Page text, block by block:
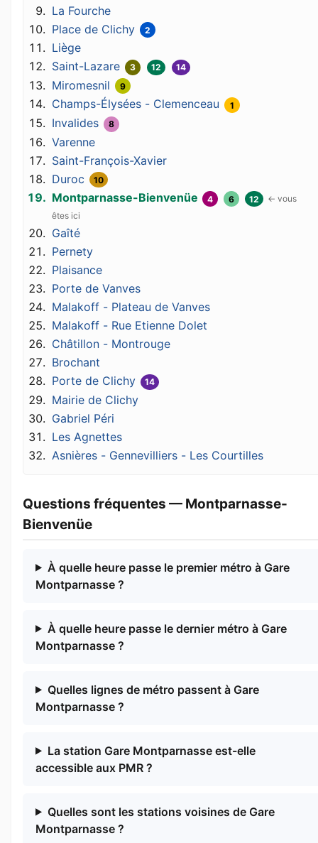
La Fourche
Place de Clichy
2
Liège
Saint-Lazare
3 12 14
Miromesnil 9
Champs-Élysées - Clemenceau 1
Invalides 8
Varenne
Saint-François-Xavier
Duroc
10
Montparnasse-Bienvenüe 4 6 12
Gaîté
Pernety
Plaisance
Porte de Vanves
Malakoff - Plateau de Vanves
Malakoff - Rue Etienne Dolet
Châtillon - Montrouge
Brochant
Porte de Clichy
14
Mairie de Clichy
Gabriel Péri
Les Agnettes
Asnières - Gennevilliers - Les Courtilles
Questions fréquentes — Montparnasse-
Bienvenüe
À quelle heure passe le premier métro à Gare
Montparnasse ?
À quelle heure passe le dernier métro à Gare
Montparnasse ?
Quelles lignes de métro passent à Gare
Montparnasse ?
La station Gare Montparnasse est-elle
accessible aux PMR ?
Quelles sont les stations voisines de Gare
Montparnasse ?